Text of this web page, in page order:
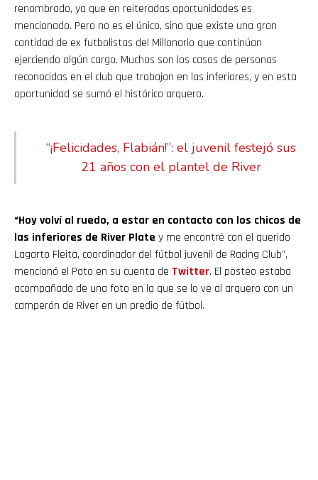
renombrado, ya que en reiteradas oportunidades es
mencionado. Pero no es el único, sino que existe una gran
cantidad de ex futbolistas del Millonario que continúan
ejerciendo algún cargo. Muchos son los casos de personas
reconocidas en el club que trabajan en las inferiores, y en esta
oportunidad se sumó el histórico arquero.
“¡Felicidades, Flabián!”: el juvenil festejó sus
21 años con el plantel de River
“Hoy volví al ruedo, a estar en contacto con los chicos de
las inferiores de River Plate y me encontré con el querido
Lagarto Fleita, coordinador del fútbol juvenil de Racing Club”,
mencionó el Pato en su cuenta de Twitter. El posteo estaba
acompañado de una foto en la que se lo ve al arquero con un
camperón de River en un predio de fútbol.